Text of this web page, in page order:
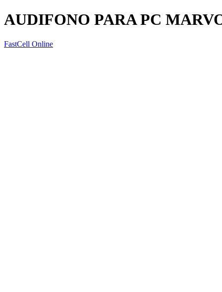
AUDIFONO PARA PC
FastCell Online